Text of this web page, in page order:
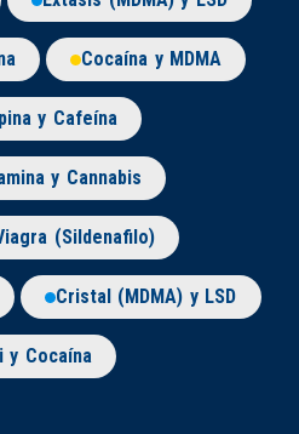
Cocaína y MDMA
y Cafeína
y Cannabis
(Sildenafilo)
Cristal (MDMA) y LSD
y Cocaína